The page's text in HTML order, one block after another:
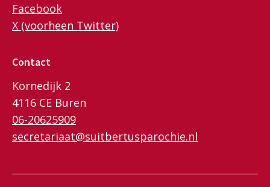
Facebook
X (voorheen Twitter)
Contact
Kornedijk 2
4116 CE Buren
06-20625909
secretariaat@suitbertusparochie.nl